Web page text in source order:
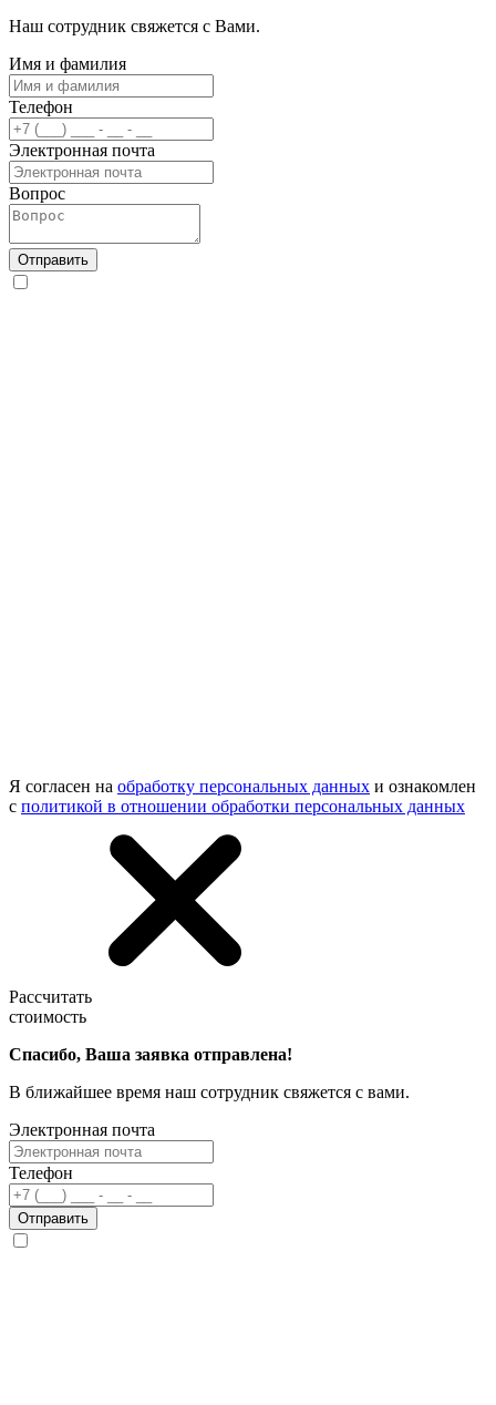
Наш сотрудник свяжется с Вами.
Имя и фамилия
Телефон
Электронная почта
Вопрос
Отправить
Я согласен на обработку персональных данных и ознакомлен
с политикой в отношении обработки персональных данных
Рассчитать
стоимость
Спасибо, Ваша заявка отправлена!
В ближайшее время наш сотрудник свяжется с вами.
Электронная почта
Телефон
Отправить